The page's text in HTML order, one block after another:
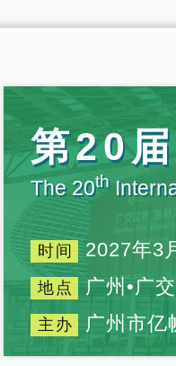
第20
The 20th
时间 2027年3
地点 广州•广
主办 广州市亿